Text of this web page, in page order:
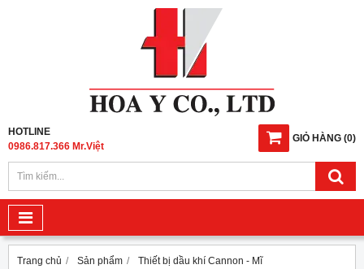
GIỎ HÀNG (0)
HOTLINE
0986.817.366 Mr.Việt
Trang chủ Sản phẩm
Thiết bị dầu khí Cannon - Mĩ